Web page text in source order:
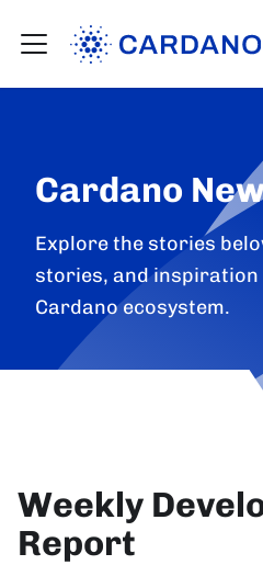
Cardano
Explore the stories
stories, and
Cardano ecosystem.
Weekly
Report